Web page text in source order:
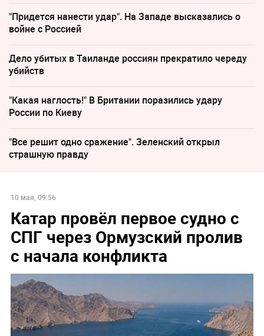
"Придется нанести удар". На Западе высказались о
войне с Россией
Дело убитых в Таиланде россиян прекратило череду
убийств
"Какая наглость!" В Британии поразились удару
России по Киеву
"Все решит одно сражение". Зеленский открыл
страшную правду
10 мая, 09:56
Катар провёл первое судно с
СПГ через Ормузский пролив
с начала конфликта